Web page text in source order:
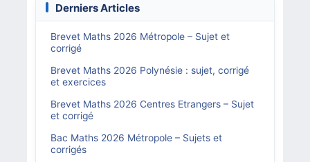
Derniers Articles
Brevet Maths 2026 Métropole – Sujet et
corrigé
Brevet Maths 2026 Polynésie : sujet, corrigé
et exercices
Brevet Maths 2026 Centres Etrangers – Sujet
et corrigé
Bac Maths 2026 Métropole – Sujets et
corrigés